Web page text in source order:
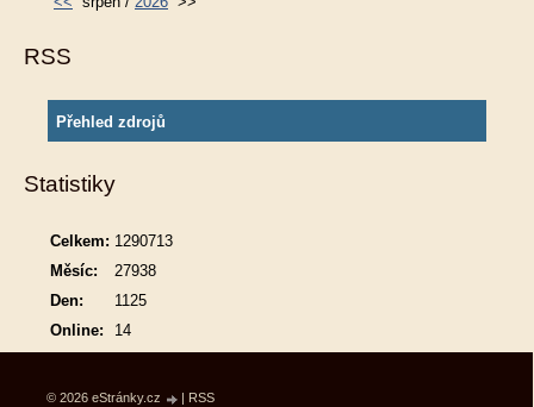
RSS
Přehled zdrojů
Statistiky
Online: 14
Celkem: 1290713
Měsíc:
27938
Den:
1125
© 2026 eStránky.cz | RSS